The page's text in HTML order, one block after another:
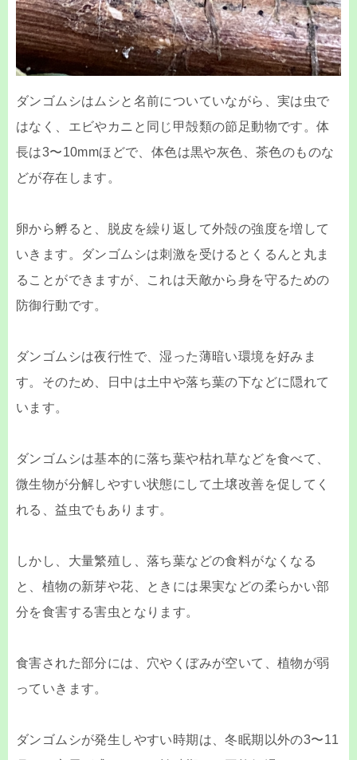
ダンゴムシはムシと名前についていながら、実は虫で
はなく、エビやカニと同じ甲殻類の節足動物です。体
長は3〜10mmほどで、体色は黒や灰色、茶色のものな
どが存在します。
卵から孵ると、脱皮を繰り返して外殻の強度を増して
いきます。ダンゴムシは刺激を受けるとくるんと丸ま
ることができますが、これは天敵から身を守るための
防御行動です。
ダンゴムシは夜行性で、湿った薄暗い環境を好みま
す。そのため、日中は土中や落ち葉の下などに隠れて
います。
ダンゴムシは基本的に落ち葉や枯れ草などを食べて、
微生物が分解しやすい状態にして土壌改善を促してく
れる、益虫でもあります。
しかし、大量繁殖し、落ち葉などの食料がなくなる
と、植物の新芽や花、ときには果実などの柔らかい部
分を食害する害虫となります。
食害された部分には、穴やくぼみが空いて、植物が弱
っていきます。
ダンゴムシが発生しやすい時期は、冬眠期以外の3〜11